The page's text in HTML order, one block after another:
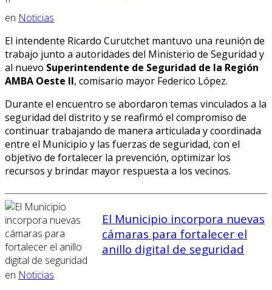
en Noticias
El intendente Ricardo Curutchet mantuvo una reunión de
trabajo junto a autoridades del Ministerio de Seguridad y
al nuevo Superintendente de Seguridad de la Región
AMBA Oeste II, comisario mayor Federico López.
Durante el encuentro se abordaron temas vinculados a la
seguridad del distrito y se reafirmó el compromiso de
continuar trabajando de manera articulada y coordinada
entre el Municipio y las fuerzas de seguridad, con el
objetivo de fortalecer la prevención, optimizar los
recursos y brindar mayor respuesta a los vecinos.
El Municipio incorpora nuevas
cámaras para fortalecer el
anillo digital de seguridad
en Noticias